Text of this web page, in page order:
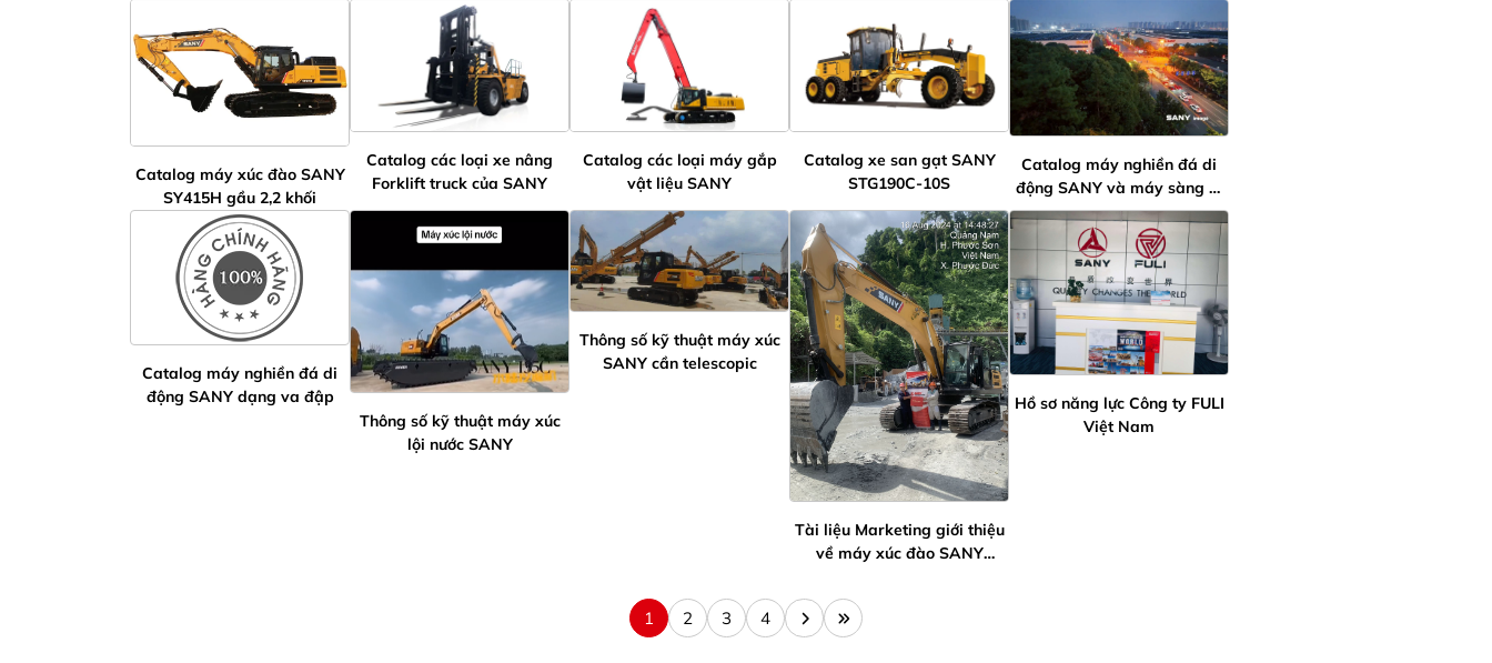
Catalog máy xúc đào SANY
SY415H gầu 2,2 khối
Catalog các loại xe nâng
Forklift truck của SANY
Catalog các loại máy gắp
vật liệu SANY
Catalog xe san gạt SANY
STG190C-10S
Catalog máy nghiền đá di
động SANY và máy sàng di
động SANY
Catalog máy nghiền đá di
động SANY dạng va đập
Thông số kỹ thuật máy xúc
lội nước SANY
Thông số kỹ thuật máy xúc
SANY cần telescopic
Tài liệu Marketing giới thiệu
về máy xúc đào SANY
Hồ sơ năng lực Công ty FULI
Việt Nam
1 2 3 4